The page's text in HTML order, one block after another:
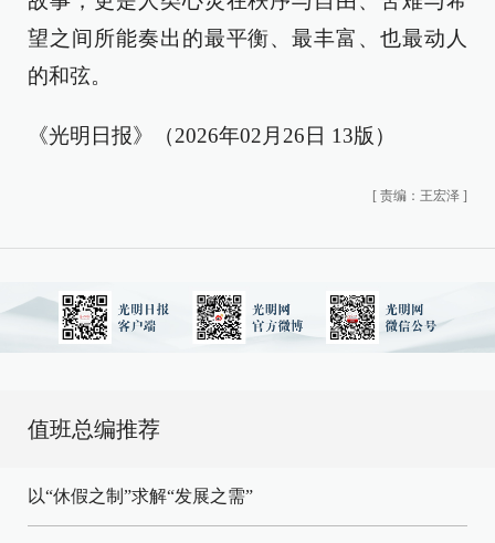
望之间所能奏出的最平衡、最丰富、也最动人
的和弦。
《光明日报》（2026年02月26日 13版）
[ 责编：王宏泽 ]
值班总编推荐
以“休假之制”求解“发展之需”